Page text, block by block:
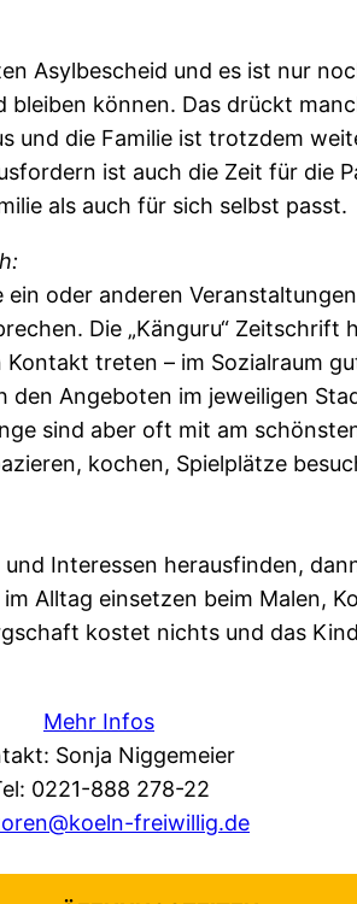
Asylbescheid und es ist nur
können. Das drückt
und die Familie ist trotzdem
ist auch die Zeit für die
als auch für sich selbst passt.
oder anderen
Die „Känguru“ Zeitschrift
treten – im Sozialraum
den Angeboten im jeweiligen
sind aber oft mit am
kochen, Spielplätze
Interessen herausfinden,
Alltag einsetzen beim Malen,
kostet nichts und das
Mehr Infos
Sonja Niggemeier
0221-888 278-22
freiwillig.de